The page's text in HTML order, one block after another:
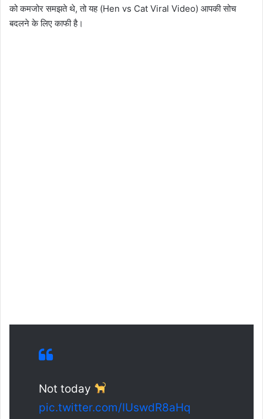
को कमजोर समझते थे, तो यह (Hen vs Cat Viral Video) आपकी सोच
बदलने के लिए काफी है।
Not today
pic.twitter.com/IUswdR8aHq